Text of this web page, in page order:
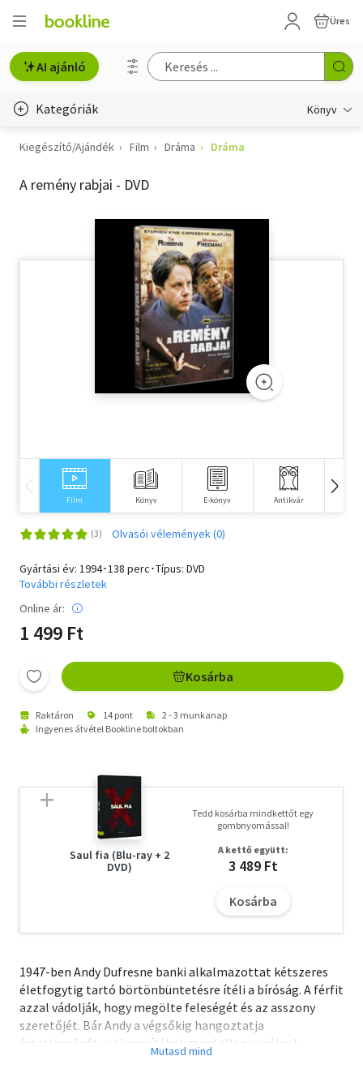
Üres
AI ajánló
Kategóriák Könyv
Életmód, egészség
Erotika
Gyermek- és ifjúsági
Szótár, nyelvkönyv
Társadalomtudomány
Természettudomány
Történelem
Vallás
Kiegészítő/Ajándék Film Dráma Dráma
A remény rabjai - DVD
Film Könyv E-könyv Antikvár
Olvasói vélemények (0)
Gyártási év: 1994･138 perc･Típus: DVD
További részletek
Online ár:
1 499 Ft
Kosárba
Raktáron 14 pont
2 - 3 munkanap
Ingyenes átvétel Bookline boltokban
Saul fia (Blu-ray + 2
DVD)
Tedd kosárba mindkettőt egy
gombnyomással!
A kettő együtt:
3 489 Ft
Kosárba
1947-ben Andy Dufresne banki alkalmazottat kétszeres
életfogytig tartó börtönbüntetésre ítéli a bíróság. A férfit
azzal vádolják, hogy megölte feleségét és az asszony
szeretőjét. Bár Andy a végsőkig hangoztatja
ártatlanságát, a bizonyítékok mind ellene szólnak...